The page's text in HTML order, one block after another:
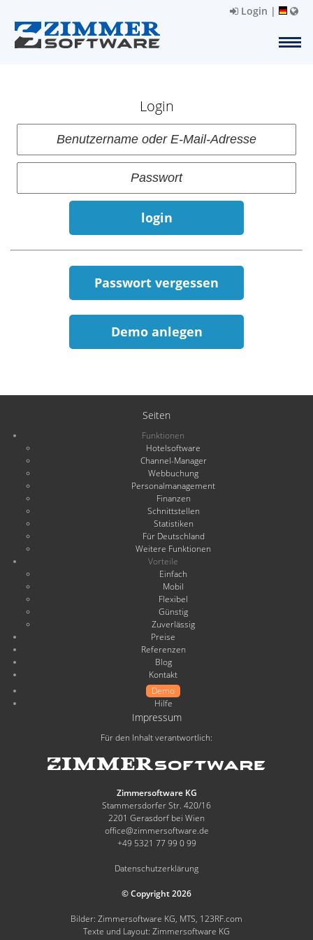
Login |
Login
login
Passwort vergessen
Demo anlegen
Seiten
Funktionen
Hotelsoftware
Channel-Manager
Webbuchung
Personalmanagement
Finanzen
Schnittstellen
Statistiken
Für Deutschland
Weitere Funktionen
Vorteile
Einfach
Mobil
Flexibel
Günstig
Zuverlässig
Preise
Referenzen
Blog
Kontakt
Demo
Hilfe
Impressum
Für den Inhalt verantwortlich:
Zimmersoftware KG
Stammersdorfer Str. 420/16
2201 Gerasdorf bei Wien
office@zimmersoftware.de
+49 5321 77 99 0 99
Datenschutzerklärung
© Copyright 2026
Bilder: Zimmersoftware KG, MTS, 123RF.com
Texte und Layout: Zimmersoftware KG